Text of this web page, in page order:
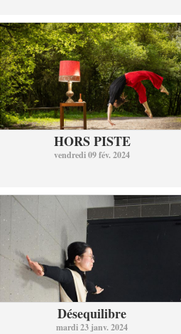
HORS PISTE
vendredi 09 fév. 2024
Désequilibre
mardi 23 janv. 2024